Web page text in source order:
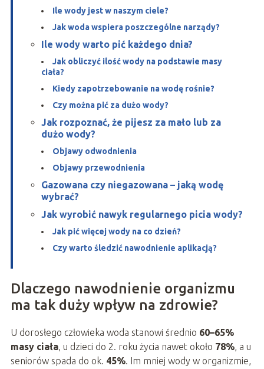
Ile wody jest w naszym ciele?
Jak woda wspiera poszczególne narządy?
Ile wody warto pić każdego dnia?
Jak obliczyć ilość wody na podstawie masy
ciała?
Kiedy zapotrzebowanie na wodę rośnie?
Czy można pić za dużo wody?
Jak rozpoznać, że pijesz za mało lub za
dużo wody?
Objawy odwodnienia
Objawy przewodnienia
Gazowana czy niegazowana – jaką wodę
wybrać?
Jak wyrobić nawyk regularnego picia wody?
Jak pić więcej wody na co dzień?
Czy warto śledzić nawodnienie aplikacją?
Dlaczego nawodnienie organizmu
ma tak duży wpływ na zdrowie?
U dorosłego człowieka woda stanowi średnio 60–65%
masy ciała, u dzieci do 2. roku życia nawet około 78%, a u
seniorów spada do ok. 45%. Im mniej wody w organizmie,